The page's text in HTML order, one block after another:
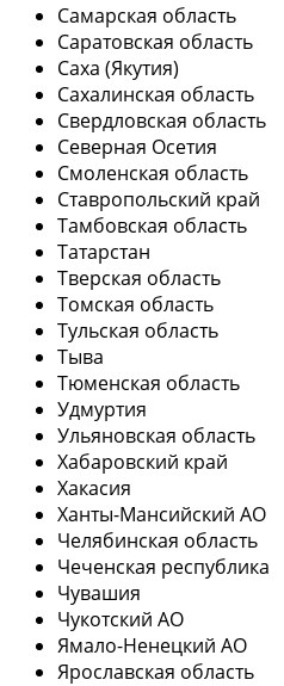
Самарская область
Саратовская область
Саха (Якутия)
Сахалинская область
Свердловская область
Северная Осетия
Смоленская область
Ставропольский край
Тамбовская область
Татарстан
Тверская область
Томская область
Тульская область
Тыва
Тюменская область
Удмуртия
Ульяновская область
Хабаровский край
Хакасия
Ханты-Мансийский АО
Челябинская область
Чеченская республика
Чувашия
Чукотский АО
Ямало-Ненецкий АО
Ярославская область